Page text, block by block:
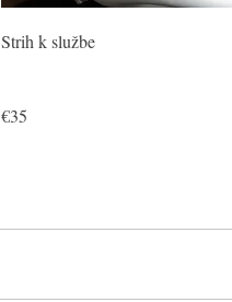
Strih k službe
€35